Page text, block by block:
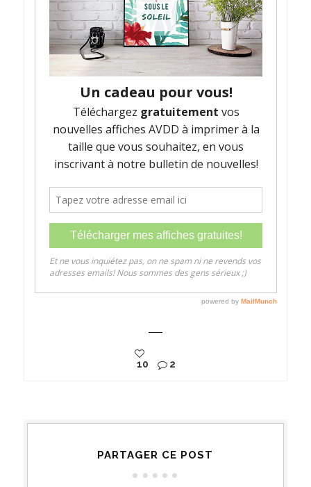
10 2
PARTAGER CE POST